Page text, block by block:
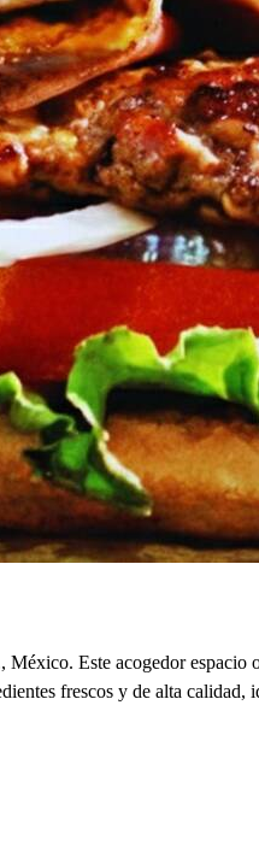
Este acogedor espacio
frescos y de alta calidad,